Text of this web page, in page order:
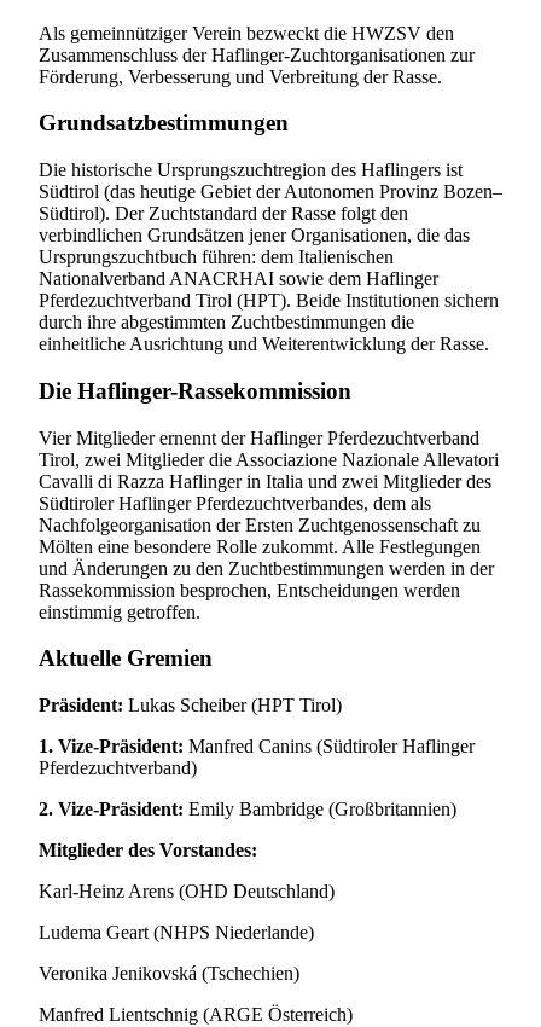
Als gemeinnütziger Verein bezweckt die HWZSV den
Zusammenschluss der Haflinger-Zuchtorganisationen zur
Förderung, Verbesserung und Verbreitung der Rasse.
Grundsatzbestimmungen
Die historische Ursprungszuchtregion des Haflingers ist
Südtirol (das heutige Gebiet der Autonomen Provinz Bozen–
Südtirol). Der Zuchtstandard der Rasse folgt den
verbindlichen Grundsätzen jener Organisationen, die das
Ursprungszuchtbuch führen: dem Italienischen
Nationalverband ANACRHAI sowie dem Haflinger
Pferdezuchtverband Tirol (HPT). Beide Institutionen sichern
durch ihre abgestimmten Zuchtbestimmungen die
einheitliche Ausrichtung und Weiterentwicklung der Rasse.
Die Haflinger-Rassekommission
Vier Mitglieder ernennt der Haflinger Pferdezuchtverband
Tirol, zwei Mitglieder die Associazione Nazionale Allevatori
Cavalli di Razza Haflinger in Italia und zwei Mitglieder des
Südtiroler Haflinger Pferdezuchtverbandes, dem als
Nachfolgeorganisation der Ersten Zuchtgenossenschaft zu
Mölten eine besondere Rolle zukommt. Alle Festlegungen
und Änderungen zu den Zuchtbestimmungen werden in der
Rassekommission besprochen, Entscheidungen werden
einstimmig getroffen.
Aktuelle Gremien
Präsident: Lukas Scheiber (HPT Tirol)
1. Vize-Präsident: Manfred Canins (Südtiroler Haflinger
Pferdezuchtverband)
2. Vize-Präsident: Emily Bambridge (Großbritannien)
Mitglieder des Vorstandes:
Karl-Heinz Arens (OHD Deutschland)
Ludema Geart (NHPS Niederlande)
Veronika Jenikovská (Tschechien)
Manfred Lientschnig (ARGE Österreich)